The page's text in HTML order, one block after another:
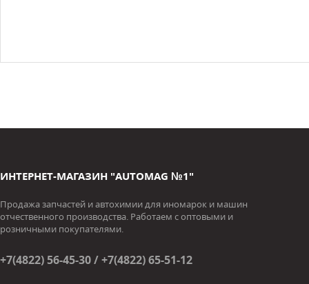
ИНТЕРНЕТ-МАГАЗИН "AUTOMAG №1"
Продажа запчастей и автохимии для иномарок и машин
отчественного производства. Работаем с оптовыми и
розничными покупателями.
+7(4822) 56-45-30 / +7(4822) 65-51-12